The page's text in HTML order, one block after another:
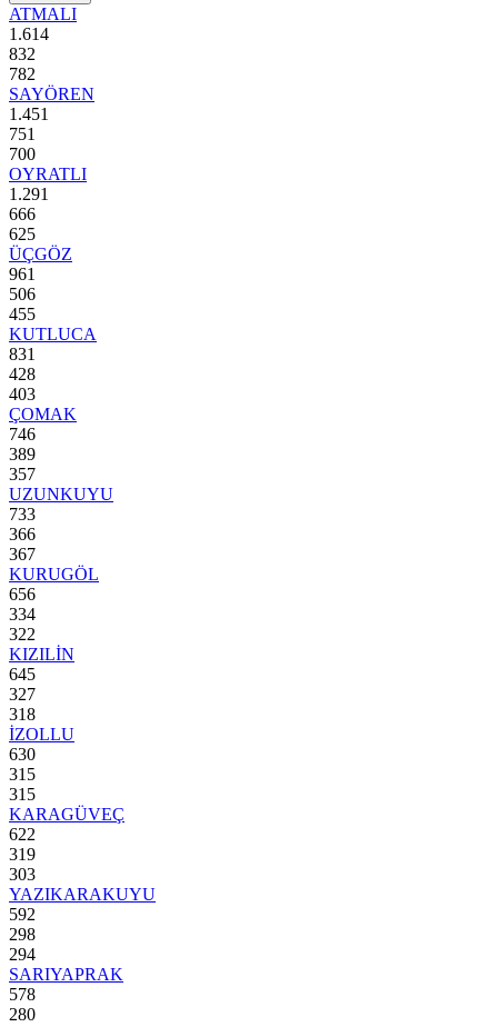
ATMALI
1.614
832
782
SAYÖREN
1.451
751
700
OYRATLI
1.291
666
625
ÜÇGÖZ
961
506
455
KUTLUCA
831
428
403
ÇOMAK
746
389
357
UZUNKUYU
733
366
367
KURUGÖL
656
334
322
KIZILİN
645
327
318
İZOLLU
630
315
315
KARAGÜVEÇ
622
319
303
YAZIKARAKUYU
592
298
294
SARIYAPRAK
578
280